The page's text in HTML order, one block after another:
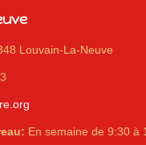
Louvain-La-Neuve
En semaine de 9:30 à